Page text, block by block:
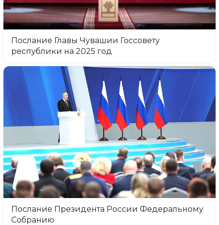
Послание Главы Чувашии Госсовету
республики на 2025 год
Послание Президента России Федеральному
Собранию